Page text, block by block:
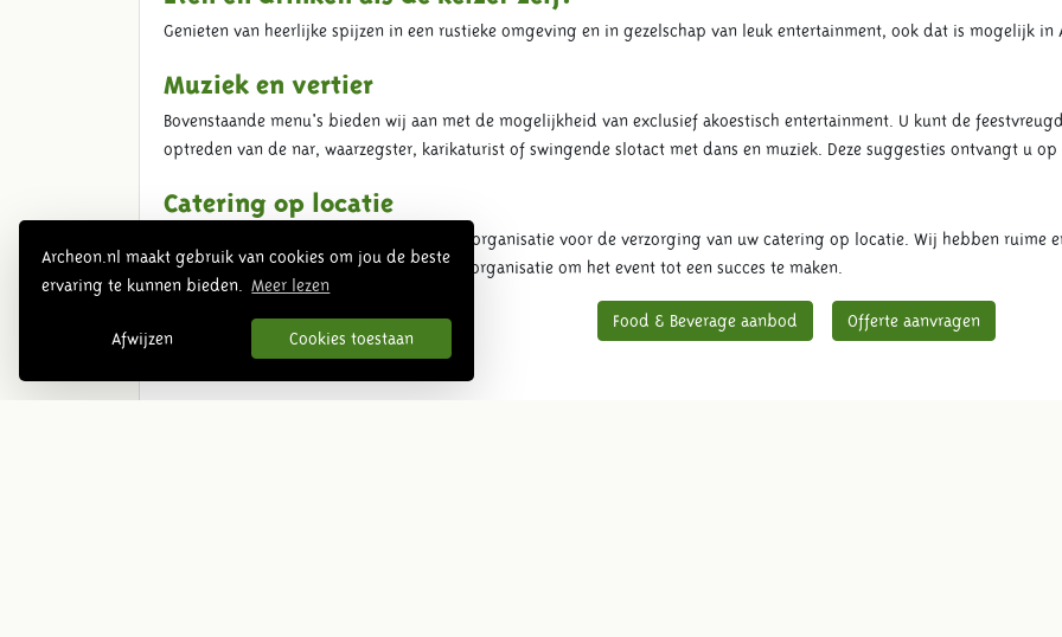
Archeon.nl maakt gebruik van cookies om jou de beste
ervaring te kunnen bieden.
Meer lezen
Afwijzen Cookies toestaan
Genieten van heerlijke spijzen in een rustieke omgeving en in gezelschap van leuk entertainment, ook dat is mogelijk
Muziek en vertier
Bovenstaande menu's bieden wij aan met de mogelijkheid van exclusief akoestisch entertainment. U kunt de
optreden van de nar, waarzegster, karikaturist of swingende slotact met dans en muziek. Deze suggesties ontvangt u
Catering op locatie
Archeon beschikt over een eigen cateringorganisatie voor de verzorging van uw catering op locatie. Wij hebben
partycatering. Wij helpen u graag bij de organisatie om het event tot een succes te maken.
Food & Beverage aanbod Offerte aanvragen